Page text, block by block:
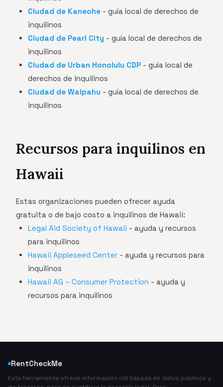
Ciudad de Kaneohe - guía local de derechos de
inquilinos
Ciudad de Pearl City - guía local de derechos de
inquilinos
Ciudad de Urban Honolulu CDP - guía local de
derechos de inquilinos
Ciudad de Waipahu - guía local de derechos de
inquilinos
Recursos para inquilinos en
Hawaii
Estas organizaciones pueden ofrecer ayuda
gratuita o de bajo costo a inquilinos de Hawaii:
Legal Aid Society of Hawaii - ayuda y recursos
para inquilinos
Hawaii Appleseed Center - ayuda y recursos para
inquilinos
Hawaii AG – Consumer Protection - ayuda y
recursos para inquilinos
RentCheckMe
Esta herramienta ofrece información útil basada en datos públicos y